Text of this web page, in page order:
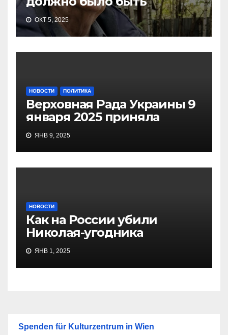
ОКТ 5, 2025
НОВОСТИ ПОЛИТИКА
Верховная Рада Украины 9
января 2025 приняла
ЯНВ 9, 2025
НОВОСТИ
Как на России убили
Николая-угодника
ЯНВ 1, 2025
Spenden für Kulturzentrum in Wien